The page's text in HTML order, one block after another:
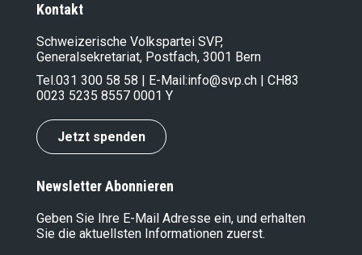
Kontakt
Schweizerische Volkspartei SVP,
Generalsekretariat, Postfach, 3001 Bern
Tel.031 300 58 58 | E-Mail:info@svp.ch | CH83
0023 5235 8557 0001 Y
Jetzt spenden
Newsletter Abonnieren
Geben Sie Ihre E-Mail Adresse ein, und erhalten
Sie die aktuellsten Informationen zuerst.